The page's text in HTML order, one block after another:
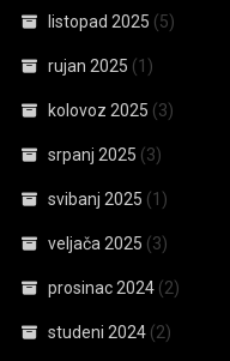
listopad 2025 (5)
rujan 2025 (1)
kolovoz 2025 (3)
srpanj 2025 (3)
svibanj 2025 (1)
veljača 2025 (3)
prosinac 2024 (2)
studeni 2024 (2)